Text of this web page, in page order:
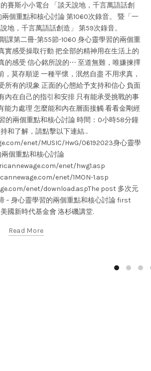
賽斯小小電台 「談天說地，千言萬語話創
個重點和核心討論 第1060次錄音。 暨「一
地，千言萬語話創造」 第59次錄音。
二冊-第55節-1060 身心靈學習的兩個重
實感受操取行動 把全部的精神用在生活上的
的感受 信心銘所說的⋯ 至道無難，唯嫌揀擇
莫存順逆 一種平懷，泯然自盡 不用求真，
所有的現象 正面的心態給予支持和信心 負面
內在自己的指引和安排 只有能承受挑戰的事
能力處理 怎麼能和內在層面接觸 看看金剛經
的兩個重點和核心討論 時間：0小時58分鐘
和了解，請點擊以下連結…
enet/MUSIC/HwG/06192023身心靈學
兩個重點和核心討論
enet/hwg1.asp
enet/1MON-1.asp
enet/download.aspThe post 多次元
– 身心靈學習的兩個重點和核心討論 first
國新時代基金會 洛杉磯講堂.
Read More